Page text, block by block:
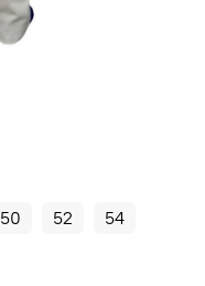
50 52
54